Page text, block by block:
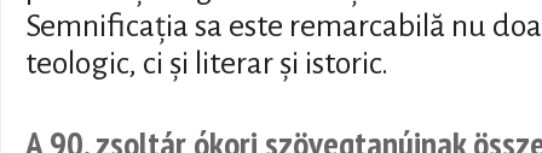
Semnificația sa este remarcabilă nu
teologic, ci și literar și istoric.
A 90. zsoltár ókori szövegtanúinak